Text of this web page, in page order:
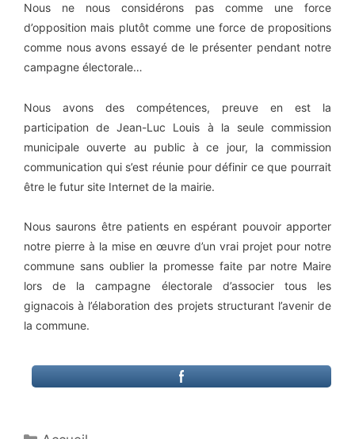
Nous ne nous considérons pas comme une force
d’opposition mais plutôt comme une force de propositions
comme nous avons essayé de le présenter pendant notre
campagne électorale…
Nous avons des compétences, preuve en est la
participation de Jean-Luc Louis à la seule commission
municipale ouverte au public à ce jour, la commission
communication qui s’est réunie pour définir ce que pourrait
être le futur site Internet de la mairie.
Nous saurons être patients en espérant pouvoir apporter
notre pierre à la mise en œuvre d’un vrai projet pour notre
commune sans oublier la promesse faite par notre Maire
lors de la campagne électorale d’associer tous les
gignacois à l’élaboration des projets structurant l’avenir de
la commune.